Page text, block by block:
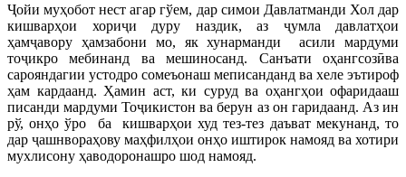
Ҷойи муҳобот нест агар гўем, дар симои Давлатманди Хол дар
кишварҳои хориҷи дуру наздик, аз ҷумла давлатҳои
ҳамҷавору ҳамзабони мо, як хунарманди асили мардуми
тоҷикро мебинанд ва мешиносанд. Санъати оҳангсозӣва
сарояндагии устодро сомеъонаш меписанданд ва хеле эътироф
ҳам кардаанд. Ҳамин аст, ки суруд ва оҳангҳои офаридааш
писанди мардуми Тоҷикистон ва берун аз он гаридаанд. Аз ин
рў, онҳо ўро ба кишварҳои худ тез-тез даъват мекунанд, то
дар ҷашнвораҳову маҳфилҳои онҳо иштирок намояд ва хотири
мухлисону ҳаводоронашро шод намояд.